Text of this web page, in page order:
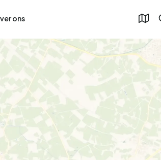
ons